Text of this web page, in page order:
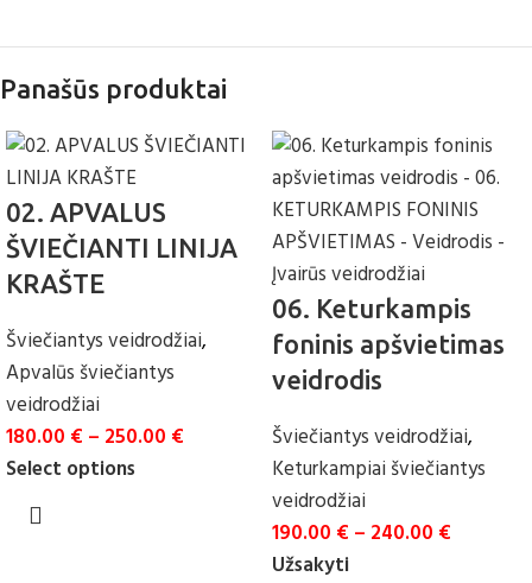
Panašūs produktai
02. APVALUS
ŠVIEČIANTI LINIJA
KRAŠTE
Šviečiantys veidrodžiai,
Apvalūs šviečiantys
veidrodžiai
180.00 € – 250.00 €
Select options
06. Keturkampis
foninis apšvietimas
veidrodis
Šviečiantys veidrodžiai,
Keturkampiai šviečiantys
veidrodžiai
190.00 € – 240.00 €
Užsakyti